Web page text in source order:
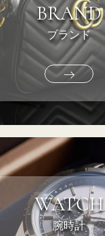
BRAND
ブランド
WATCH
腕時計